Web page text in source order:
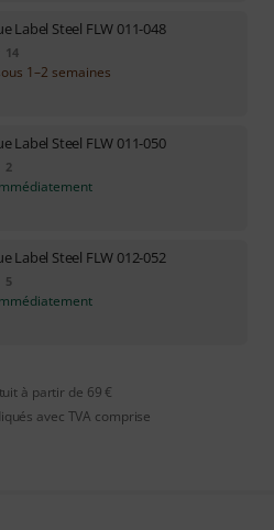
Label Steel FLW 011-048
14
1–2 semaines
Label Steel FLW 011-050
2
Label Steel FLW 012-052
5
à partir de 69 €
avec TVA comprise